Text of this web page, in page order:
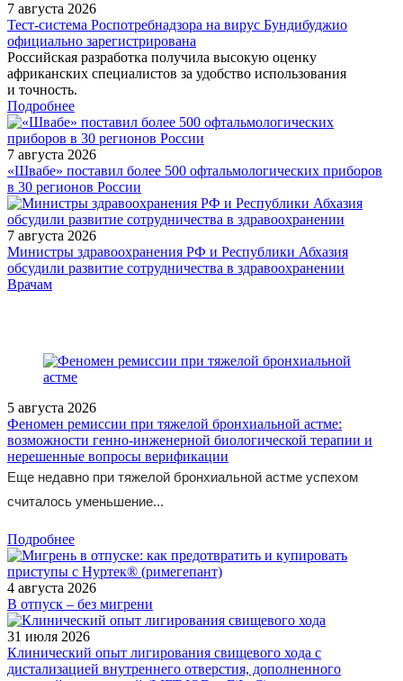
7 августа 2026
Тест‑система Роспотребнадзора на вирус Бундибуджио
официально зарегистрирована
Российская разработка получила высокую оценку
африканских специалистов за удобство использования
и точность.
Подробнее
7 августа 2026
«Швабе» поставил более 500 офтальмологических приборов
в 30 регионов России
7 августа 2026
Министры здравоохранения РФ и Республики Абхазия
обсудили развитие сотрудничества в здравоохранении
/measures/XII-Peterburgskiy-mezhdunarodnyy-onkologicheskiy-f/
Врачам
5 августа 2026
Феномен ремиссии при тяжелой бронхиальной астме:
возможности генно-инженерной биологической терапии и
нерешенные вопросы верификации
Еще недавно при тяжелой бронхиальной астме успехом
считалось уменьшение...
Подробнее
4 августа 2026
В отпуск – без мигрени
31 июля 2026
Клинический опыт лигирования свищевого хода с
дистализацией внутреннего отверстия, дополненного